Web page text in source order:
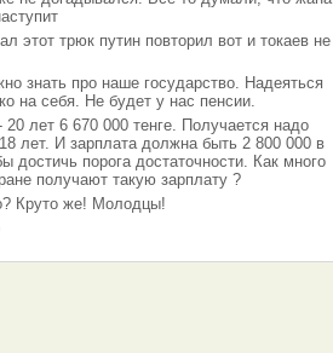
этот трюк путин повторил вот и токаев не
знать про наше государство. Надеяться
на себя. Не будет у нас пенсии.
20 лет 6 670 000 тенге. Получается надо
лет. И зарплата должна быть 2 800 000 в
достичь порога достаточности. Как много
получают такую зарплату ?
Круто же! Молодцы!